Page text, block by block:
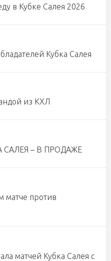
в Кубке Салея 2026
Кубка Салея
из КХЛ
САЛЕЯ – В ПРОДАЖЕ
матче против
матчей Кубка Салея с